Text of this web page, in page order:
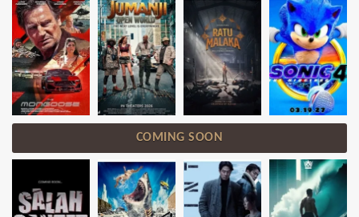
COMING SOON